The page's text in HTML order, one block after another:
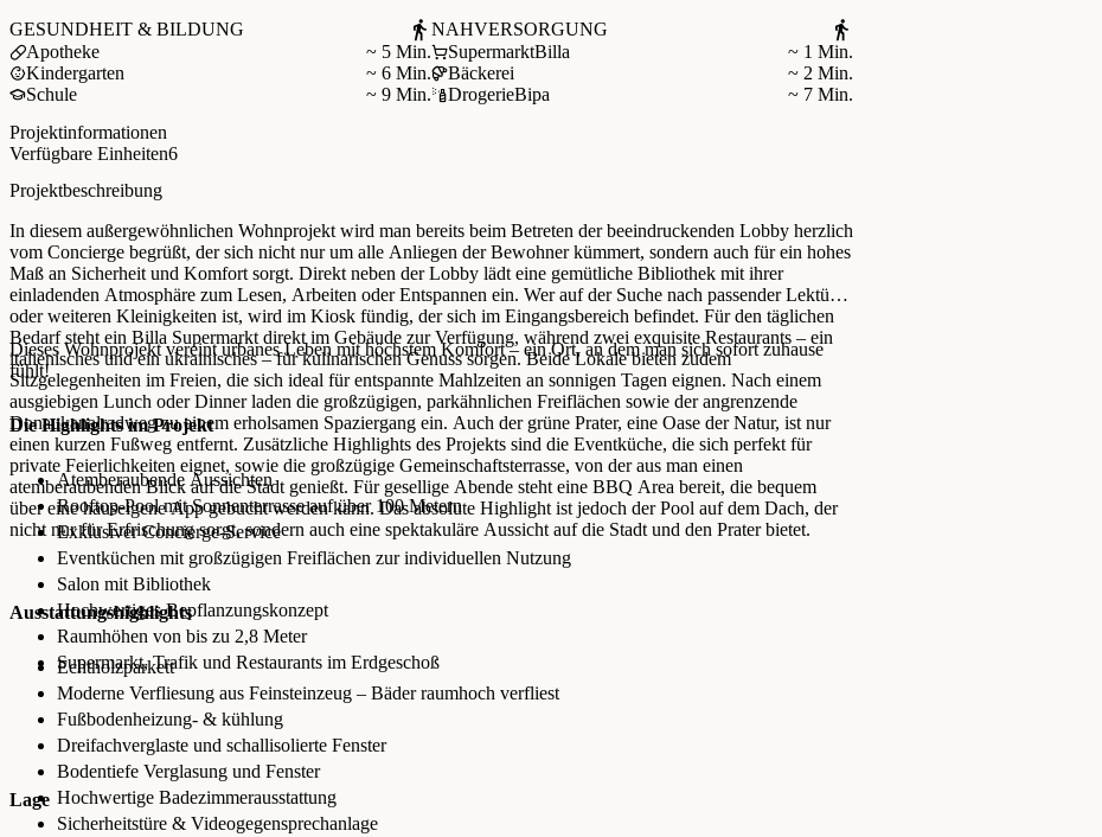
GESUNDHEIT & BILDUNG
Apotheke
~ 5 Min.
Kindergarten
~ 6 Min.
Schule
~ 9 Min.
NAHVERSORGUNG
SupermarktBilla
~ 1 Min.
Bäckerei
~ 2 Min.
DrogerieBipa
~ 7 Min.
Projektinformationen
Verfügbare Einheiten6
Projektbeschreibung
In diesem außergewöhnlichen Wohnprojekt wird man bereits beim Betreten der beeindruckenden Lobby herzlich
vom Concierge begrüßt, der sich nicht nur um alle Anliegen der Bewohner kümmert, sondern auch für ein hohes
Maß an Sicherheit und Komfort sorgt. Direkt neben der Lobby lädt eine gemütliche Bibliothek mit ihrer
einladenden Atmosphäre zum Lesen, Arbeiten oder Entspannen ein. Wer auf der Suche nach passender Lektüre
oder weiteren Kleinigkeiten ist, wird im Kiosk fündig, der sich im Eingangsbereich befindet. Für den täglichen
Bedarf steht ein Billa Supermarkt direkt im Gebäude zur Verfügung, während zwei exquisite Restaurants – ein
italienisches und ein ukrainisches – für kulinarischen Genuss sorgen. Beide Lokale bieten zudem
Sitzgelegenheiten im Freien, die sich ideal für entspannte Mahlzeiten an sonnigen Tagen eignen. Nach einem
ausgiebigen Lunch oder Dinner laden die großzügigen, parkähnlichen Freiflächen sowie der angrenzende
Donaukanalradweg zu einem erholsamen Spaziergang ein. Auch der grüne Prater, eine Oase der Natur, ist nur
einen kurzen Fußweg entfernt. Zusätzliche Highlights des Projekts sind die Eventküche, die sich perfekt für
private Feierlichkeiten eignet, sowie die großzügige Gemeinschaftsterrasse, von der aus man einen
atemberaubenden Blick auf die Stadt genießt. Für gesellige Abende steht eine BBQ Area bereit, die bequem
über eine hauseigene App gebucht werden kann. Das absolute Highlight ist jedoch der Pool auf dem Dach, der
nicht nur für Erfrischung sorgt, sondern auch eine spektakuläre Aussicht auf die Stadt und den Prater bietet.
Dieses Wohnprojekt vereint urbanes Leben mit höchstem Komfort – ein Ort, an dem man sich sofort zuhause
fühlt!
Die Highlights im Projekt
Atemberaubende Aussichten
Rooftop-Pool mit Sonnenterrasse auf über 100 Metern
Exklusiver Concierge-Service
Eventküchen mit großzügigen Freiflächen zur individuellen Nutzung
Salon mit Bibliothek
Hochwertiges Bepflanzungskonzept
Raumhöhen von bis zu 2,8 Meter
Supermarkt, Trafik und Restaurants im Erdgeschoß
Ausstattungshighlights
Echtholzparkett
Moderne Verfliesung aus Feinsteinzeug – Bäder raumhoch verfliest
Fußbodenheizung- & kühlung
Dreifachverglaste und schallisolierte Fenster
Bodentiefe Verglasung und Fenster
Hochwertige Badezimmerausstattung
Sicherheitstüre & Videogegensprechanlage
Lage